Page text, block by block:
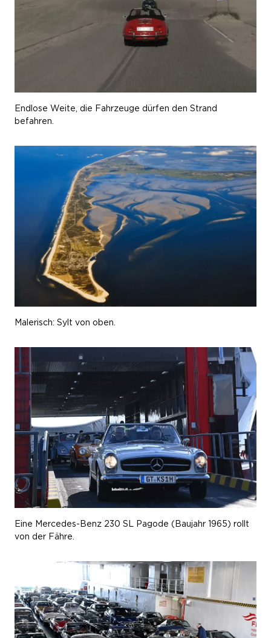
Endlose Weite, die Fahrzeuge dürfen den Strand
befahren.
Malerisch: Sylt von oben.
Eine Mercedes-Benz 230 SL Pagode (Baujahr 1965) rollt
von der Fähre.